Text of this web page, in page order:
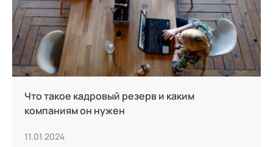
Что такое кадровый резерв и каким
компаниям он нужен
11.01.2024